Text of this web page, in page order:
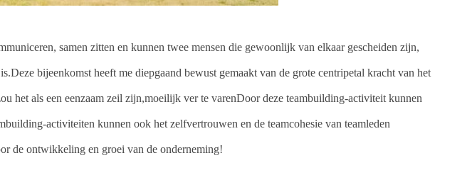
samen zitten en kunnen twee mensen die gewoonlijk van elkaar gescheiden zijn,
bijeenkomst heeft me diepgaand bewust gemaakt van de grote centripetal kracht van het
het als een eenzaam zeil zijn,moeilijk ver te varenDoor deze teambuilding-activiteit kunnen
activiteiten kunnen ook het zelfvertrouwen en de teamcohesie van teamleden
de ontwikkeling en groei van de onderneming!